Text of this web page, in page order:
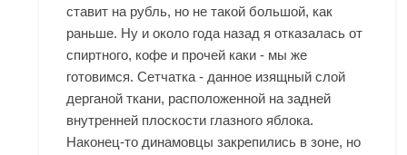
ставит на рубль, но не такой большой, как
раньше. Ну и около года назад я отказалась от
спиртного, кофе и прочей каки - мы же
готовимся. Сетчатка - данное изящный слой
дерганой ткани, расположенной на задней
внутренней плоскости глазного яблока.
Наконец-то динамовцы закрепились в зоне, но